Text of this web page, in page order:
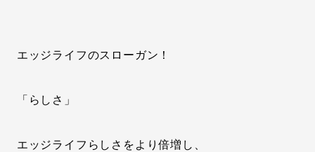
エッジライフのスローガン！
「らしさ」
エッジライフらしさをより倍増し、